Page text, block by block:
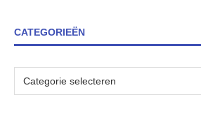
CATEGORIEËN